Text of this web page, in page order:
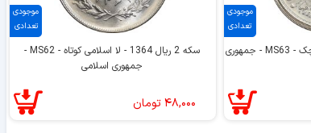
موجودی
تعدادی
سکه 10 ریال 1368 قدس کوچک - MS63 - جمهوری
موجودی
تعدادی
سکه 2 ریال 1364 - لا اسلامی کوتاه - MS62 -
جمهوری اسلامی
۴۸,۰۰۰ تومان